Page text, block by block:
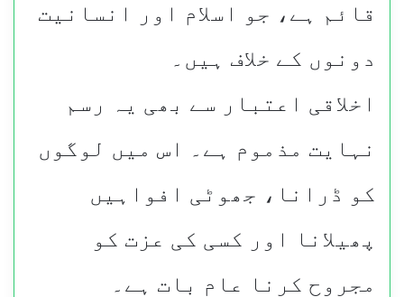
قائم ہے، جو اسلام اور انسانیت
دونوں کے خلاف ہیں۔
اخلاقی اعتبار سے بھی یہ رسم
نہایت مذموم ہے۔ اس میں لوگوں
کو ڈرانا، جھوٹی افواہیں
پھیلانا اور کسی کی عزت کو
مجروح کرنا عام بات ہے۔